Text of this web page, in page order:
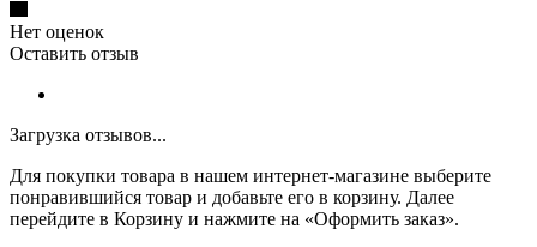
Нет оценок
Оставить отзыв
Загрузка отзывов...
Для покупки товара в нашем интернет-магазине выберите
понравившийся товар и добавьте его в корзину. Далее
перейдите в Корзину и нажмите на «Оформить заказ».